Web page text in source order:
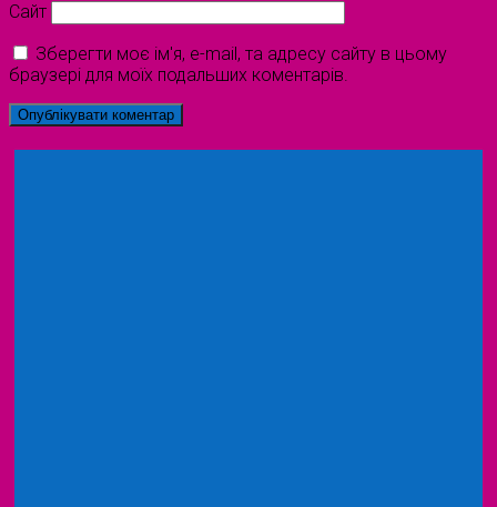
Сайт
Зберегти моє ім'я, e-mail, та адресу сайту в цьому
браузері для моїх подальших коментарів.